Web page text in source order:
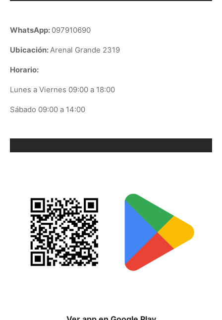
WhatsApp: 097910690
Ubicación:Arenal Grande 2319
Horario:
Lunes a Viernes 09:00 a 18:00
Sábado 09:00 a 14:00